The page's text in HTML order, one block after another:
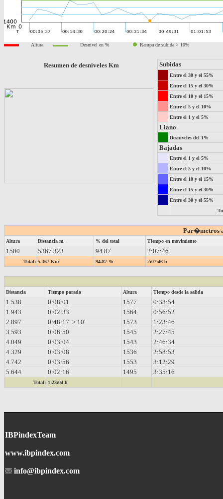
Altura Desnivel en % Rampa de subida > 10%
Resumen de desniveles Km Subidas
Entre el 30 y el 55%
Entre el 15 y el 30%
Entre el 10 y el 15%
Entre el 5 y el 10%
Entre el 1 y el 5%
Llano
Desniveles del 1%
Bajadas
Entre el 1 y el 5%
Entre el 5 y el 10%
Entre el 10 y el 15%
Entre el 15 y el 30%
Entre el 30 y el 55%
Par�metros
Altura Distancia m. % del total Tiempo en movimiento
1500 5367.323 94.87 2:07:46
Total: 5.367 Km 94.87 % 2:07:46 h
Distancia Tiempo parado Altura Tiempo desde la salida
1.538 0:08:01 1577
0:38:54
1.943
0:02:33 1564
0:56:52
2.897
0:48:17 > 10' 1573
1:23:46
3.593
0:06:50 1545
2:27:45
4.049
0:03:04 1543
2:46:34
4.329
0:03:08 1536
2:58:53
4.742
0:03:56 1553
3:12:29
5.644
0:02:16 1495 3:35:16
Total: 1:23:04 h
IBPindexTeam
www.ibpindex.com
info@ibpindex.com